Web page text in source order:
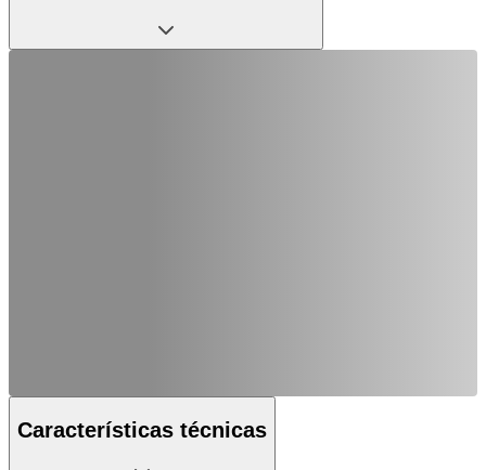
Características técnicas